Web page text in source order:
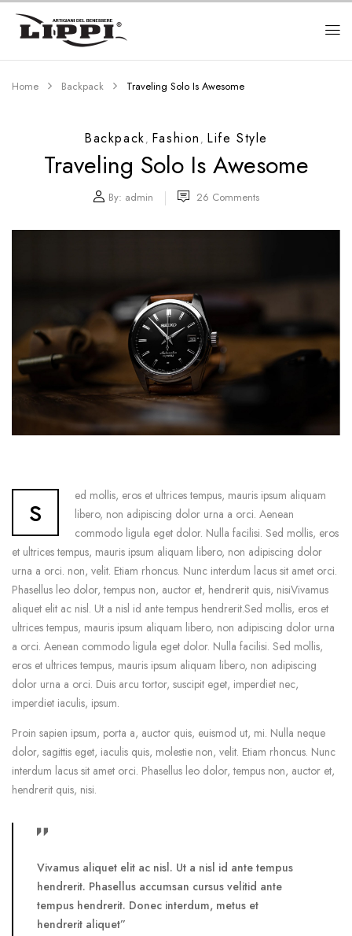
Home Backpack Traveling Solo Is Awesome
Backpack, Fashion , Life Style
Traveling Solo Is Awesome
By: admin 26 Comments
s
ed mollis, eros et ultrices tempus, mauris ipsum aliquam
libero, non adipiscing dolor urna a orci. Aenean
commodo ligula eget dolor. Nulla facilisi. Sed mollis, eros
et ultrices tempus, mauris ipsum aliquam libero, non adipiscing dolor
urna a orci. non, velit. Etiam rhoncus. Nunc interdum lacus sit amet orci.
Phasellus leo dolor, tempus non, auctor et, hendrerit quis, nisiVivamus
aliquet elit ac nisl. Ut a nisl id ante tempus hendrerit.Sed mollis, eros et
ultrices tempus, mauris ipsum aliquam libero, non adipiscing dolor urna
a orci. Aenean commodo ligula eget dolor. Nulla facilisi. Sed mollis,
eros et ultrices tempus, mauris ipsum aliquam libero, non adipiscing
dolor urna a orci. Duis arcu tortor, suscipit eget, imperdiet nec,
imperdiet iaculis, ipsum.
Proin sapien ipsum, porta a, auctor quis, euismod ut, mi. Nulla neque
dolor, sagittis eget, iaculis quis, molestie non, velit. Etiam rhoncus. Nunc
interdum lacus sit amet orci. Phasellus leo dolor, tempus non, auctor et,
hendrerit quis, nisi.
Vivamus aliquet elit ac nisl. Ut a nisl id ante tempus
hendrerit. Phasellus accumsan cursus velitid ante
tempus hendrerit. Donec interdum, metus et
hendrerit aliquet”